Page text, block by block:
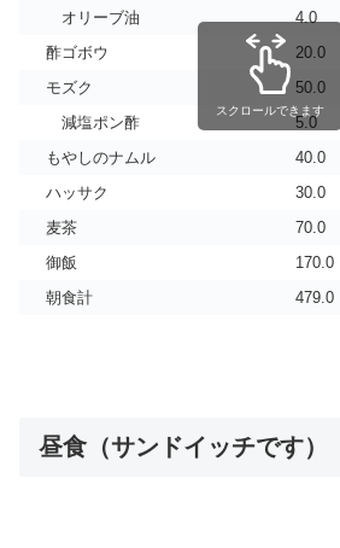
オリーブ油
4.0
酢ゴボウ
20.0
モズク
50.0
減塩ポン酢
5.0
もやしのナムル
40.0
ハッサク
30.0
麦茶
70.0
御飯
170.0
朝食計
479.0
スクロールできます
昼食（サンドイッチです）